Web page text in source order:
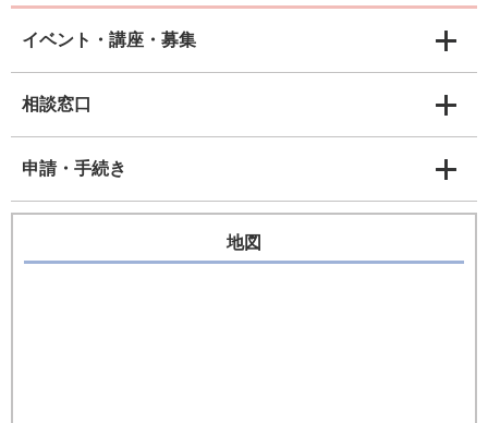
イベント・講座・募集
相談窓口
申請・手続き
地図